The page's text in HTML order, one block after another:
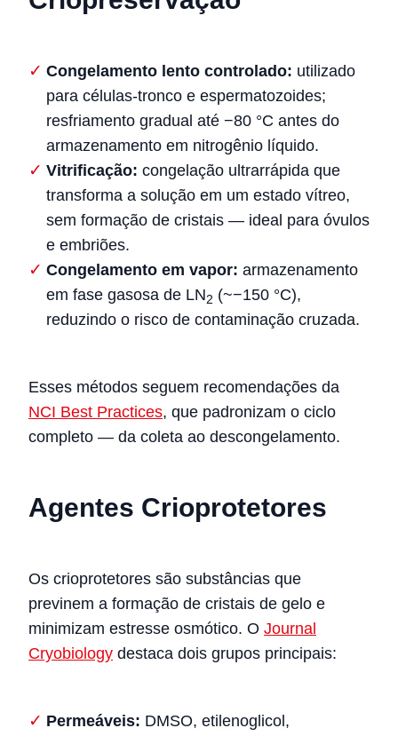
Congelamento lento controlado: utilizado
para células-tronco e espermatozoides;
resfriamento gradual até −80 °C antes do
armazenamento em nitrogênio líquido.
Vitrificação: congelação ultrarrápida que
transforma a solução em um estado vítreo,
sem formação de cristais — ideal para óvulos
e embriões.
Congelamento em vapor: armazenamento
em fase gasosa de LN2 (~−150 °C),
reduzindo o risco de contaminação cruzada.
Esses métodos seguem recomendações da
NCI Best Practices, que padronizam o ciclo
completo — da coleta ao descongelamento.
Agentes Crioprotetores
Os crioprotetores são substâncias que
previnem a formação de cristais de gelo e
minimizam estresse osmótico. O Journal
Cryobiology destaca dois grupos principais:
Permeáveis: DMSO, etilenoglicol,